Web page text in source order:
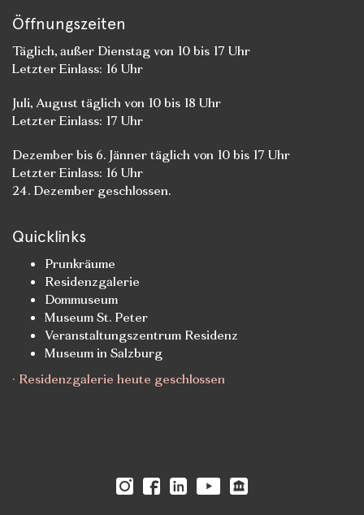
Öffnungszeiten
Täglich, außer Dienstag von 10 bis 17 Uhr
Letzter Einlass: 16 Uhr
Juli, August täglich von 10 bis 18 Uhr
Letzter Einlass: 17 Uhr
Dezember bis 6. Jänner täglich von 10 bis 17 Uhr
Letzter Einlass: 16 Uhr
24. Dezember geschlossen.
Quicklinks
Prunkräume
Residenzgalerie
Dommuseum
Museum St. Peter
Veranstaltungszentrum Residenz
Museum in Salzburg
· Residenzgalerie heute geschlossen